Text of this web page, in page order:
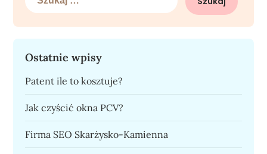
Ostatnie wpisy
Patent ile to kosztuje?
Jak czyścić okna PCV?
Firma SEO Skarżysko-Kamienna